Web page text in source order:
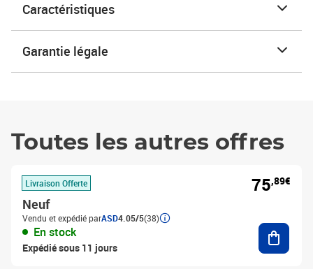
Caractéristiques
Garantie légale
Toutes les autres offres
Livraison Offerte
Neuf
Vendu et expédié parASD4.05/5(38)
En stock
Expédié sous 11 jours
75,89€